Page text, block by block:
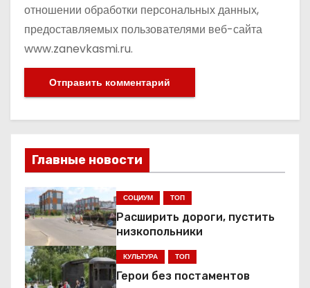
отношении обработки персональных данных,
предоставляемых пользователями веб-сайта
www.zanevkasmi.ru.
Главные новости
СОЦИУМ ТОП
Расширить дороги, пустить
низкопольники
КУЛЬТУРА ТОП
Герои без постаментов